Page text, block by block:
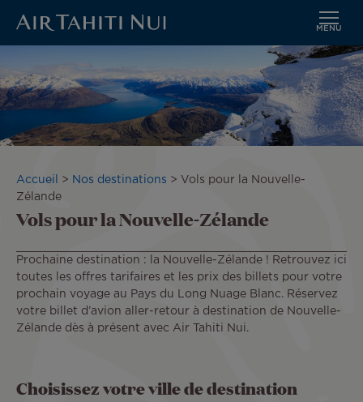
contenu
principal
MENU
Fil
d'Ariane
Accueil Nos destinations
Vols pour la Nouvelle-
Zélande
Vols pour la Nouvelle-Zélande
Prochaine destination : la Nouvelle-Zélande ! Retrouvez ici
toutes les offres tarifaires et les prix des billets pour votre
prochain voyage au Pays du Long Nuage Blanc. Réservez
votre billet d’avion aller-retour à destination de Nouvelle-
Zélande dès à présent avec Air Tahiti Nui.
Choisissez votre ville de destination